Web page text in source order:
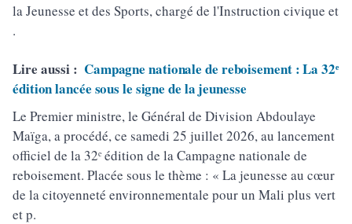
la Jeunesse et des Sports, chargé de l'Instruction civique et
.
Lire aussi : Campagne nationale de reboisement : La 32ᵉ
édition lancée sous le signe de la jeunesse
Le Premier ministre, le Général de Division Abdoulaye
Maïga, a procédé, ce samedi 25 juillet 2026, au lancement
officiel de la 32ᵉ édition de la Campagne nationale de
reboisement. Placée sous le thème : « La jeunesse au cœur
de la citoyenneté environnementale pour un Mali plus vert
et p.